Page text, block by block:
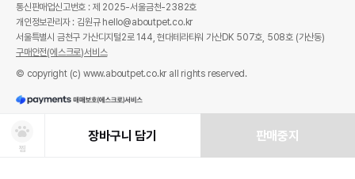
찜
장바구니 담기 판매중지
통신판매업신고번호 : 제 2025-서울금천-2382호
개인정보관리자 : 김원규 hello@aboutpet.co.kr
서울특별시 금천구 가산디지털2로 144, 현대테라타워 가산DK 507호, 508호 (가산동)
구매안전(에스크로)서비스
© copyright (c) www.aboutpet.co.kr all rights reserved.